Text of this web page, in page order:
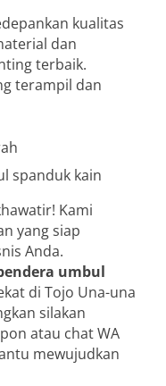
kualitas
dan
terbaik.
terampil dan
Kami
yang siap
Anda.
umbul
di Tojo Una-una
silakan
atau chat WA
mewujudkan